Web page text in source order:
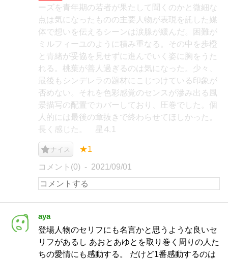
ーズを青年期の若者が果たして聞くのかと微細な
点は気になったものの主要人物が表現を託した媒
体で想いを伝えるシーンは涙腺が緩んだ。困難が
ミルフィーユのように積み重なる。その中を歩橙
と青緒が妥協を見せずに進んでいく姿に胸をうた
れる。桃葉が善人過ぎるのは気になった。少々、
最後もシンデレラの題材にこじつけている印象が
否めない。それを色彩感覚のセンスが滲み出る風
景描写の配置でカバーしており、圧巻でした。個
人的には最後の章抜きで終わらせてほしかった。
長く感じた。 星⒋1
ナイス ★1
コメント(0) 2021/09/01
aya
登場人物のセリフにも名言かと思うような良いセ
リフがあるし あおとあゆとを取り巻く周りの人た
ちの愛情にも感動する。 だけど1番感動するのは